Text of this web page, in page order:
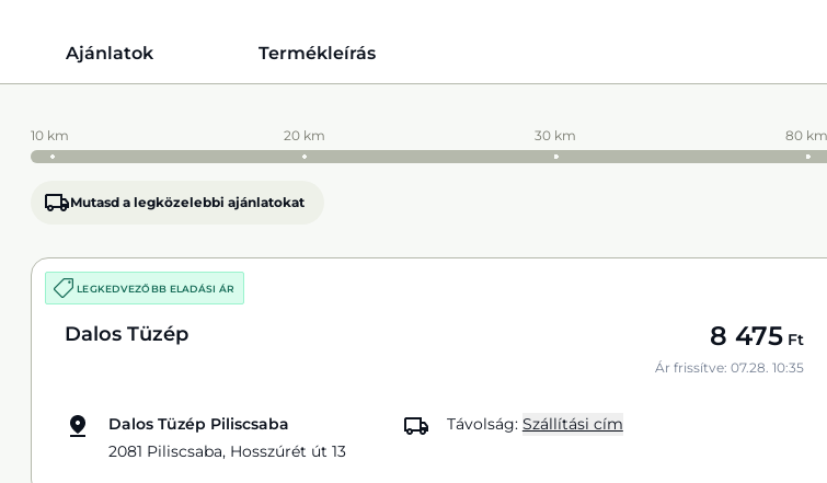
Ajánlatok Termékleírás
10 km 20 km 30 km 80 km
Mutasd a legközelebbi ajánlatokat
LEGKEDVEZŐBB ELADÁSI ÁR
Dalos Tüzép 8 475 Ft
Ár frissítve: 07.28. 10:35
Dalos Tüzép Piliscsaba
2081 Piliscsaba, Hosszúrét út 13
Távolság: Szállítási cím